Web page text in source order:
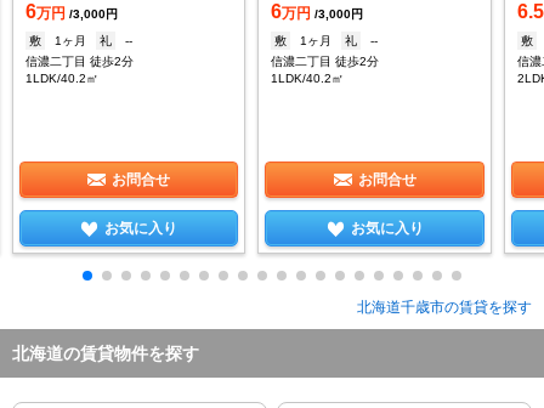
6万円 /3,000円
敷
1ヶ月 礼
--
信濃二丁目 徒歩2分
1LDK/40.2㎡
お問合せ
お気に入り
6万円 /3,000円
敷
1ヶ月 礼
--
信濃二丁目 徒歩2分
1LDK/40.2㎡
お問合せ
お気に入り
6.5
敷
信濃
北海道千歳市の賃貸を探す
北海道の賃貸物件を探す